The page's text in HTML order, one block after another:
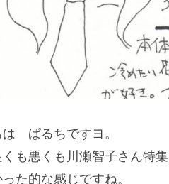
は ぱるちですヨ。
も悪くも川瀬智子さん特集
た的な感じですね。